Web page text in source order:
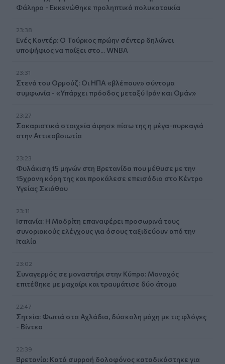
Φάληρο - Εκκενώθηκε προληπτικά πολυκατοικία
23:38
Ενές Καντέρ: Ο Τούρκος πρώην σέντερ δηλώνει
υποψήφιος να παίξει στο... WNBA
23:31
Στενά του Ορμούζ: Οι ΗΠΑ «βλέπουν» σύντομα
συμφωνία - «Υπάρχει πρόοδος μεταξύ Ιράν και Ομάν»
23:27
Σοκαριστικά στοιχεία άφησε πίσω της η μέγα-πυρκαγιά
στην Αττικοβοιωτία
23:23
Φυλάκιση 15 μηνών στη Βρετανίδα που μέθυσε με την
15χρονη κόρη της και προκάλεσε επεισόδιο στο Κέντρο
Υγείας Σκιάθου
23:11
Ισπανία: Η Μαδρίτη επαναφέρει προσωρινά τους
συνοριακούς ελέγχους για όσους ταξιδεύουν από την
Ιταλία
23:02
Συναγερμός σε μοναστήρι στην Κύπρο: Μοναχός
επιτέθηκε με μαχαίρι και τραυμάτισε δύο άτομα
22:47
Σητεία: Φωτιά στα Αχλάδια, δύσκολη μάχη με τις φλόγες
- Βίντεο
22:39
Βρετανία: Κατά συρροή δολοφόνος καταδικάστηκε για